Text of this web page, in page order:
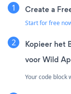
Create a
Start for free
Kopieer het
voor Wild
Your code block